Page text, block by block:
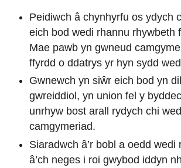
Peidiwch â chynhyrfu os ydych
eich bod wedi rhannu rhywbeth
Mae pawb yn gwneud
ffyrdd o ddatrys yr hyn sydd
Gwnewch yn siŵr eich bod yn
gwreiddiol, yn union fel y
unrhyw bost arall rydych chi
camgymeriad.
Siaradwch â’r bobl a oedd wedi
â’ch neges i roi gwybod iddyn